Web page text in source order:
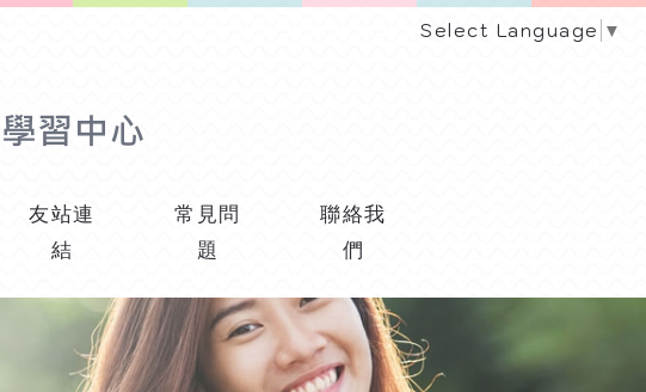
友站連
結
常見問
題
聯絡我
們
Select Language ▼